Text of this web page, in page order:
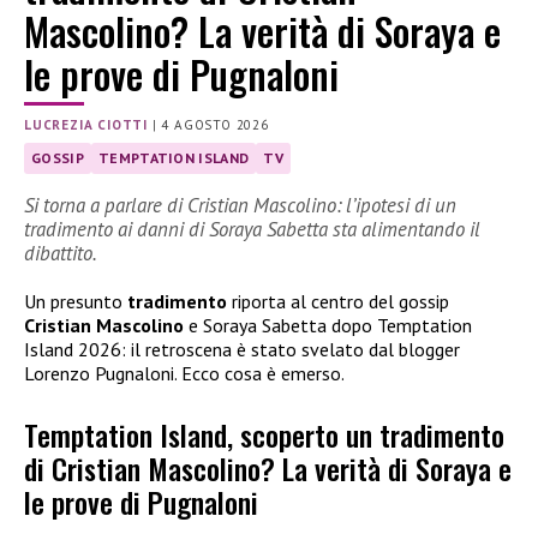
Mascolino? La verità di Soraya e
le prove di Pugnaloni
LUCREZIA CIOTTI |4 AGOSTO 2026
GOSSIP TEMPTATION ISLAND TV
Si torna a parlare di Cristian Mascolino: l’ipotesi di un
tradimento ai danni di Soraya Sabetta sta alimentando il
dibattito.
Un presunto tradimento riporta al centro del gossip
Cristian Mascolino e Soraya Sabetta dopo Temptation
Island 2026: il retroscena è stato svelato dal blogger
Lorenzo Pugnaloni. Ecco cosa è emerso.
Temptation Island, scoperto un tradimento
di Cristian Mascolino? La verità di Soraya e
le prove di Pugnaloni